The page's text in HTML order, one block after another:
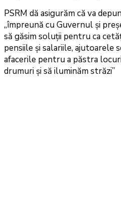
PSRM dă asigurăm că va
„împreună cu Guvernul și
să găsim soluții pentru ca
pensiile și salariile, ajutoarele
afacerile pentru a păstra
drumuri și să iluminăm străzi”